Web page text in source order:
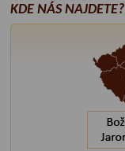
KDE NÁS NAJDETE?